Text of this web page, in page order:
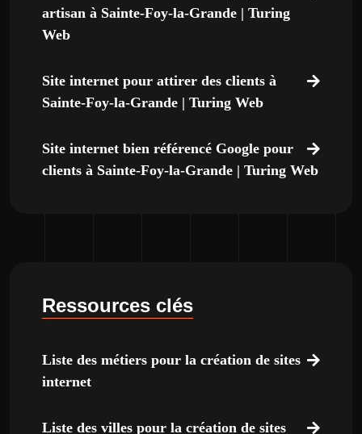
artisan à Sainte-Foy-la-Grande | Turing
Web
Site internet pour attirer des clients à
Sainte-Foy-la-Grande | Turing Web
Site internet bien référencé Google pour
clients à Sainte-Foy-la-Grande | Turing Web
Ressources clés
Liste des métiers pour la création de sites
internet
Liste des villes pour la création de sites